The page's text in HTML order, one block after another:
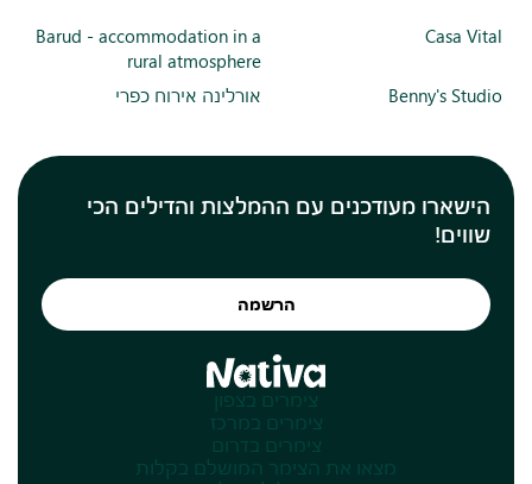
Casa Vital
Barud - accommodation in a
rural atmosphere
Benny's Studio
אורלינה אירוח כפרי
הישארו מעודכנים עם ההמלצות והדילים הכי
שווים!
הרשמה
צימרים בצפון
צימרים במרכז
צימרים בדרום
מצאו את הצימר המושלם בקלות